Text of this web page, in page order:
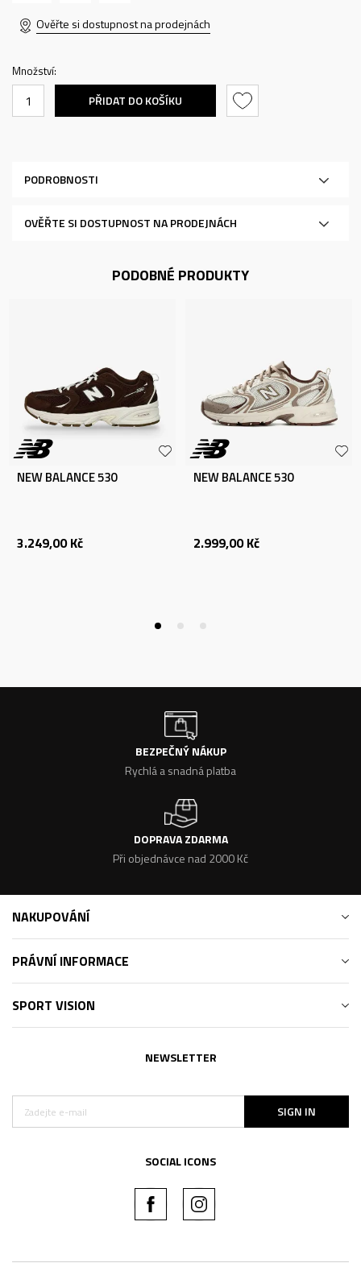
Ověřte si dostupnost na prodejnách
Množství:
PŘIDAT DO KOŠÍKU
PODROBNOSTI
OVĚŘTE SI DOSTUPNOST NA PRODEJNÁCH
PODOBNÉ PRODUKTY
NEW BALANCE 530
3.249,00 Kč
NEW BALANCE 530
2.999,00 Kč
BEZPEČNÝ NÁKUP
Rychlá a snadná platba
DOPRAVA ZDARMA
Při objednávce nad 2000 Kč
NAKUPOVÁNÍ
PRÁVNÍ INFORMACE
SPORT VISION
NEWSLETTER
SIGN IN
SOCIAL ICONS